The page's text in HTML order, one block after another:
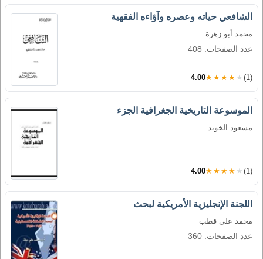
الشافعي حياته وعصره وآؤاءه الفقهية
محمد أبو زهرة
عدد الصفحات: 408
4.00★★★★★ (1)
الموسوعة التاريخية الجغرافية الجزء
مسعود الخوند
4.00★★★★★ (1)
اللجنة الإنجليزية الأمريكية لبحث
محمد علي قطب
عدد الصفحات: 360